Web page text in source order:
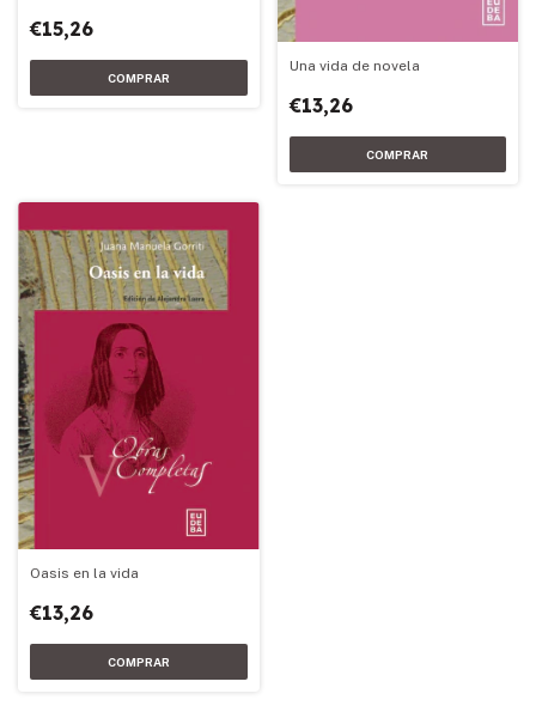
€15,26
Una vida de novela
€13,26
Oasis en la vida
€13,26